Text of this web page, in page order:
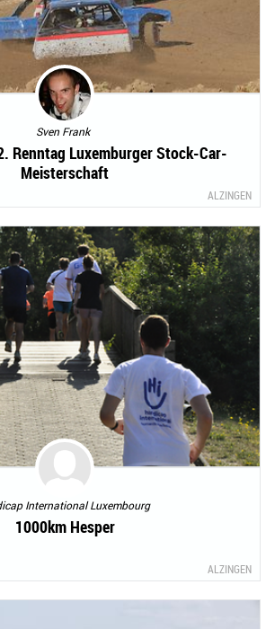
Sven Frank
Renntag Luxemburger Stock-Car-
Meisterschaft
ALZINGEN
International Luxembourg
1000km Hesper
ALZINGEN